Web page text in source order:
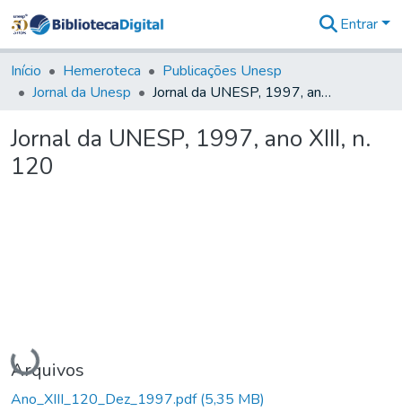
&
Coleções
Tudo na
Digital
Entrar
Início Hemeroteca
Publicações Unesp
Jornal da Unesp
Jornal da UNESP, 1997, ano XIII, n. 120
Jornal da UNESP, 1997, ano XIII, n.
120
Carregando...
Arquivos
Ano_XIII_120_Dez_1997.pdf(5,35 MB)